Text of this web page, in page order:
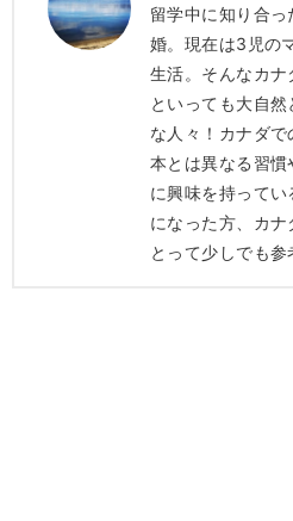
留学中に知り合
婚。現在は3児の
生活。そんなカ
といっても大自
な人々！カナダ
本とは異なる習
に興味を持ってい
になった方、カ
とって少しでも参